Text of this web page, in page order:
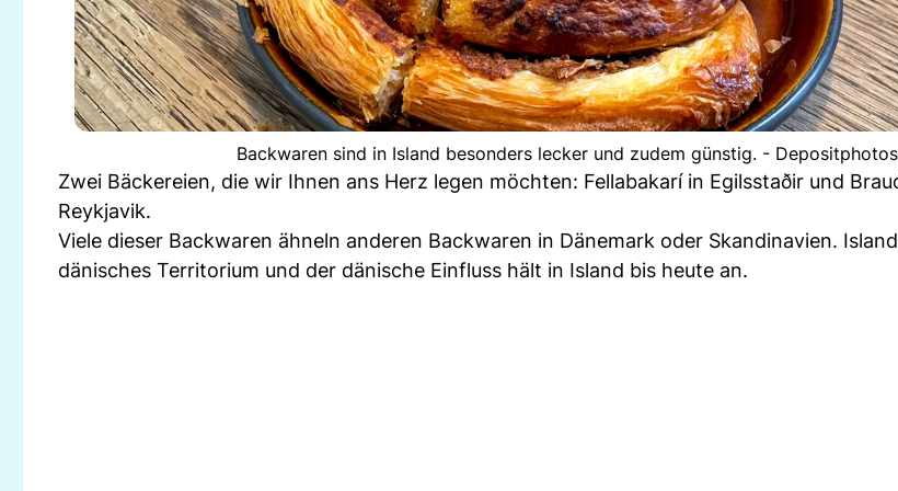
Backwaren sind in Island besonders lecker und zudem günstig. - Depositphotos
Zwei Bäckereien, die wir Ihnen ans Herz legen möchten: Fellabakarí in Egilsstaðir und
Reykjavik.
Viele dieser Backwaren ähneln anderen Backwaren in Dänemark oder Skandinavien.
dänisches Territorium und der dänische Einfluss hält in Island bis heute an.